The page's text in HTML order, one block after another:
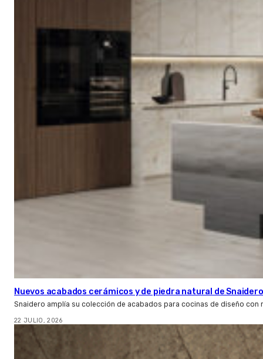
Nuevos acabados cerámicos y de piedra natural de Snaidero
Snaidero amplía su colección de acabados para cocinas de diseño
22 JULIO, 2026